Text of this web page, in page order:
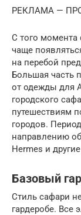
РЕКЛАМА —
С того момента
чаще
на перебой
Большая часть
от одежды для
городского
путешествиям
городов.
направлению
Hermes и
Базовый
Стиль сафари
гардеробе. Все